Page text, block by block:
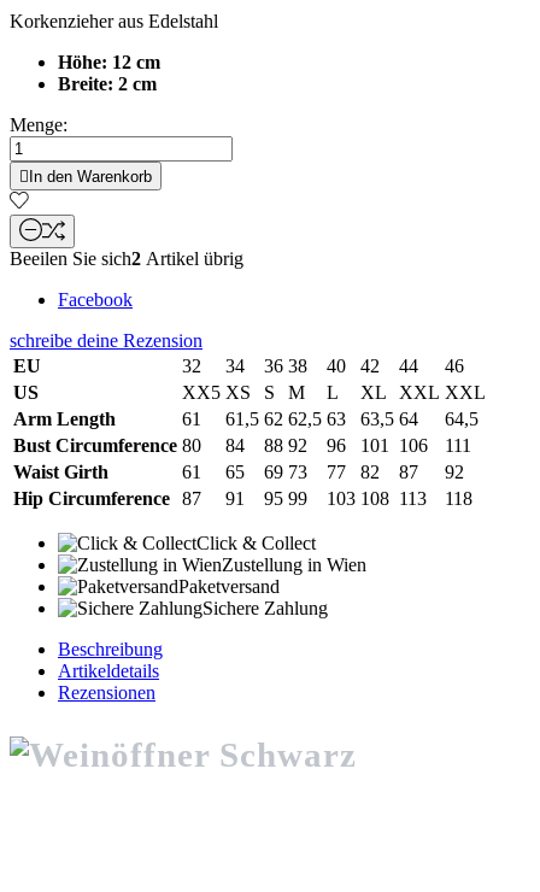
Korkenzieher aus Edelstahl
Höhe: 12 cm
Breite: 2 cm
Menge:
 In den Warenkorb
Beeilen Sie sich2 Artikel übrig
Facebook
schreibe deine Rezension
EU
32 34 36 38 40 42 44
46
US
XX5 XS S M L XL XXL XXL
Arm Length
61 61,5 62 62,5 63 63,5 64
64,5
Bust Circumference 80 84 88 92 96 101 106
111
Waist Girth
61 65 69 73 77 82 87
92
Hip Circumference 87 91 95 99 103 108 113 118
Click & Collect
Zustellung in Wien
Paketversand
Sichere Zahlung
Beschreibung
Artikeldetails
Rezensionen